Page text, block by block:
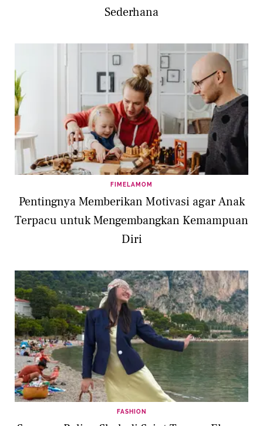
Sederhana
FIMELAMOM
Pentingnya Memberikan Motivasi agar Anak
Terpacu untuk Mengembangkan Kemampuan
Diri
FASHION